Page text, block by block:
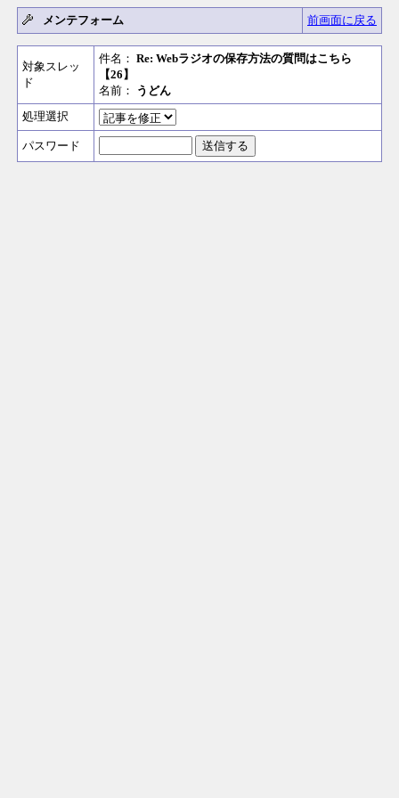
メンテフォーム 前画面に戻る
対象スレッ
ド
件名： Re: Webラジオの保存方法の質問はこちら
【26】
名前：
うどん
処理選択
パスワード